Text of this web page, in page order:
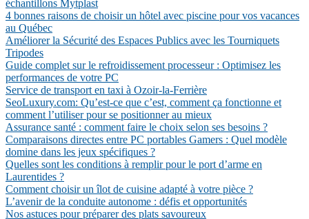
échantillons Mytplast
4 bonnes raisons de choisir un hôtel avec piscine pour vos vacances
au Québec
Améliorer la Sécurité des Espaces Publics avec les Tourniquets
Tripodes
Guide complet sur le refroidissement processeur : Optimisez les
performances de votre PC
Service de transport en taxi à Ozoir-la-Ferrière
SeoLuxury.com: Qu’est-ce que c’est, comment ça fonctionne et
comment l’utiliser pour se positionner au mieux
Assurance santé : comment faire le choix selon ses besoins ?
Comparaisons directes entre PC portables Gamers : Quel modèle
domine dans les jeux spécifiques ?
Quelles sont les conditions à remplir pour le port d’arme en
Laurentides ?
Comment choisir un îlot de cuisine adapté à votre pièce ?
L’avenir de la conduite autonome : défis et opportunités
Nos astuces pour préparer des plats savoureux